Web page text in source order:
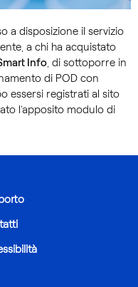
a disposizione il servizio
a chi ha acquistato
Info, di sottoporre in
di POD con
essersi registrati al sito
l’apposito modulo di